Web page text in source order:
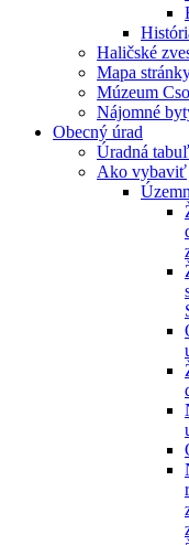
Haličské
Mapa
Múzeum
Nájomné
Obecný úrad
Úradná
Ako vybaviť